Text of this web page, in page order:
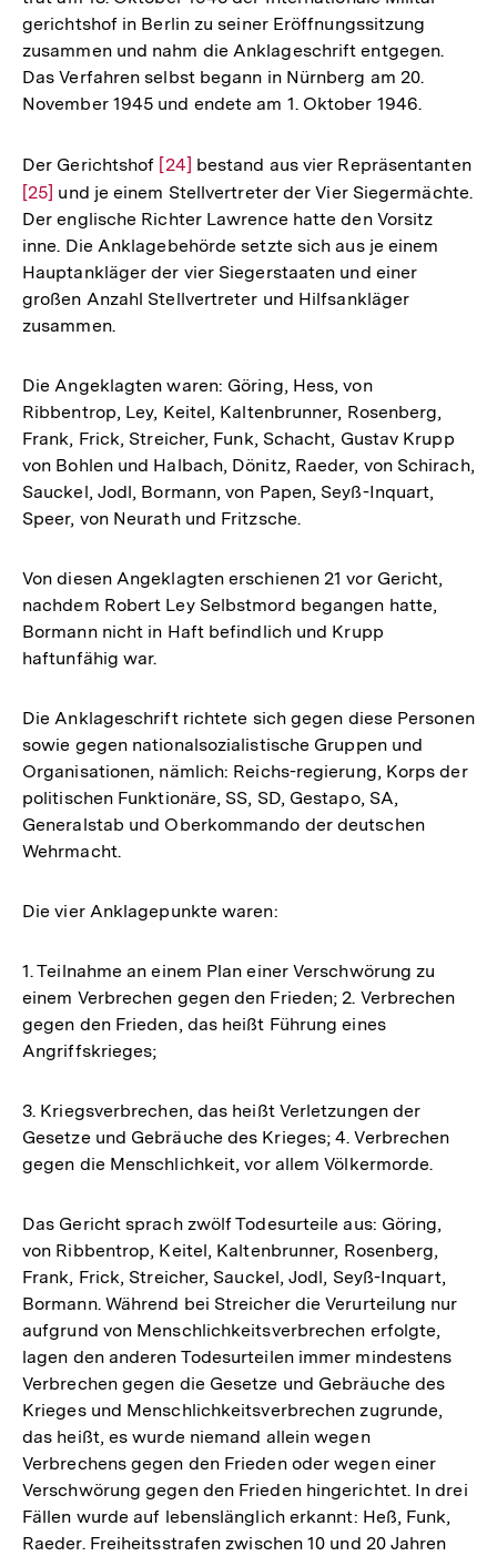
gerichtshof in Berlin zu seiner Eröffnungssitzung
zusammen und nahm die Anklageschrift entgegen.
Das Verfahren selbst begann in Nürnberg am 20.
November 1945 und endete am 1. Oktober 1946.
Der Gerichtshof Zur
Auflösung
der
Fußnote
[24] bestand aus vier Repräsentanten
Zur
Auflösung
der
Fußnote
[25] und je einem Stellvertreter der Vier Siegermächte.
Der englische Richter Lawrence hatte den Vorsitz
inne. Die Anklagebehörde setzte sich aus je einem
Hauptankläger der vier Siegerstaaten und einer
großen Anzahl Stellvertreter und Hilfsankläger
zusammen.
Die Angeklagten waren: Göring, Hess, von
Ribbentrop, Ley, Keitel, Kaltenbrunner, Rosenberg,
Frank, Frick, Streicher, Funk, Schacht, Gustav Krupp
von Bohlen und Halbach, Dönitz, Raeder, von Schirach,
Sauckel, Jodl, Bormann, von Papen, Seyß-Inquart,
Speer, von Neurath und Fritzsche.
Von diesen Angeklagten erschienen 21 vor Gericht,
nachdem Robert Ley Selbstmord begangen hatte,
Bormann nicht in Haft befindlich und Krupp
haftunfähig war.
Die Anklageschrift richtete sich gegen diese Personen
sowie gegen nationalsozialistische Gruppen und
Organisationen, nämlich: Reichs-regierung, Korps der
politischen Funktionäre, SS, SD, Gestapo, SA,
Generalstab und Oberkommando der deutschen
Wehrmacht.
Die vier Anklagepunkte waren:
1. Teilnahme an einem Plan einer Verschwörung zu
einem Verbrechen gegen den Frieden; 2. Verbrechen
gegen den Frieden, das heißt Führung eines
Angriffskrieges;
3. Kriegsverbrechen, das heißt Verletzungen der
Gesetze und Gebräuche des Krieges; 4. Verbrechen
gegen die Menschlichkeit, vor allem Völkermorde.
Das Gericht sprach zwölf Todesurteile aus: Göring,
von Ribbentrop, Keitel, Kaltenbrunner, Rosenberg,
Frank, Frick, Streicher, Sauckel, Jodl, Seyß-Inquart,
Bormann. Während bei Streicher die Verurteilung nur
aufgrund von Menschlichkeitsverbrechen erfolgte,
lagen den anderen Todesurteilen immer mindestens
Verbrechen gegen die Gesetze und Gebräuche des
Krieges und Menschlichkeitsverbrechen zugrunde,
das heißt, es wurde niemand allein wegen
Verbrechens gegen den Frieden oder wegen einer
Verschwörung gegen den Frieden hingerichtet. In drei
Fällen wurde auf lebenslänglich erkannt: Heß, Funk,
Raeder. Freiheitsstrafen zwischen 10 und 20 Jahren